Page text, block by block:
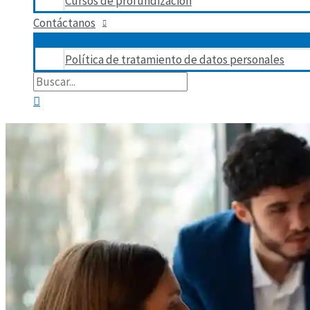
Contáctanos
Política de tratamiento de datos personales